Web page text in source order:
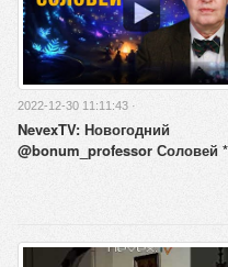
2022-12-30 11:11:43 ·
NevexTV: Новогодний
@bonum_professor Соловей *